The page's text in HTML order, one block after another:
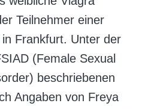
Teilnehmer einer
Frankfurt. Unter der
(Female Sexual
beschriebenen
Angaben von Freya